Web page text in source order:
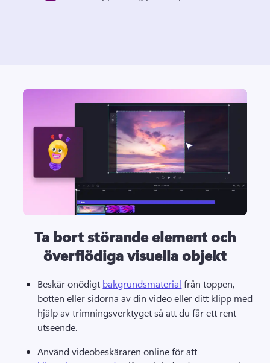
Ta bort störande element och
överflödiga visuella objekt
Beskär onödigt bakgrundsmaterial från toppen,
botten eller sidorna av din video eller ditt klipp med
hjälp av trimningsverktyget så att du får ett rent
utseende.
Använd videobeskäraren online för att